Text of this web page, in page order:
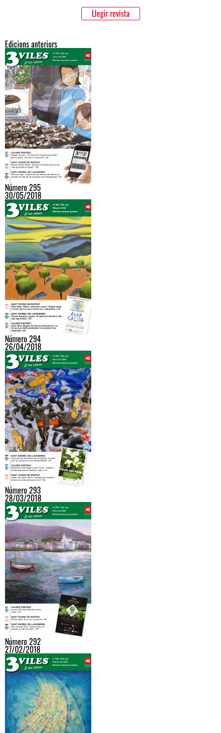
Llegir revista
Edicions anteriors
Número 295
30/05/2018
Número 294
26/04/2018
Número 293
28/03/2018
Número 292
27/02/2018